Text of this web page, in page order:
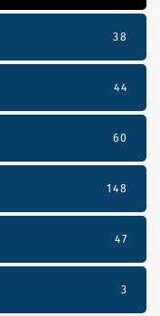
38
44
60
148
47
3